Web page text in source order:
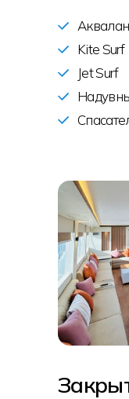
Kite Surf
Jet Surf